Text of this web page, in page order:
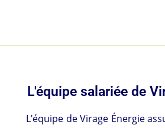
L'équipe salariée de
L’équipe de Virage Énergie